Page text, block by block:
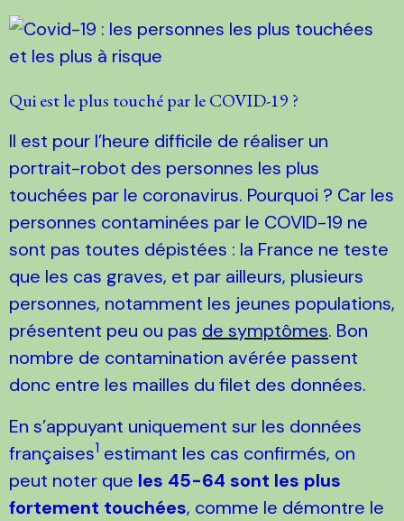
Qui est le plus touché par le COVID-19 ?
Il est pour l’heure difficile de réaliser un
portrait-robot des personnes les plus
touchées par le coronavirus. Pourquoi ? Car les
personnes contaminées par le COVID-19 ne
sont pas toutes dépistées : la France ne teste
que les cas graves, et par ailleurs, plusieurs
personnes, notamment les jeunes populations,
présentent peu ou pas de symptômes. Bon
nombre de contamination avérée passent
donc entre les mailles du filet des données.
En s’appuyant uniquement sur les données
françaises1 estimant les cas confirmés, on
peut noter que les 45-64 sont les plus
fortement touchées, comme le démontre le